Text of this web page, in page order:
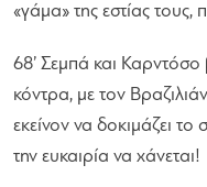
«γάμα» της εστίας τους,
68’ Σεμπά και
κόντρα, με τον
εκείνον να δοκιμάζει
την ευκαιρία να χάνεται!